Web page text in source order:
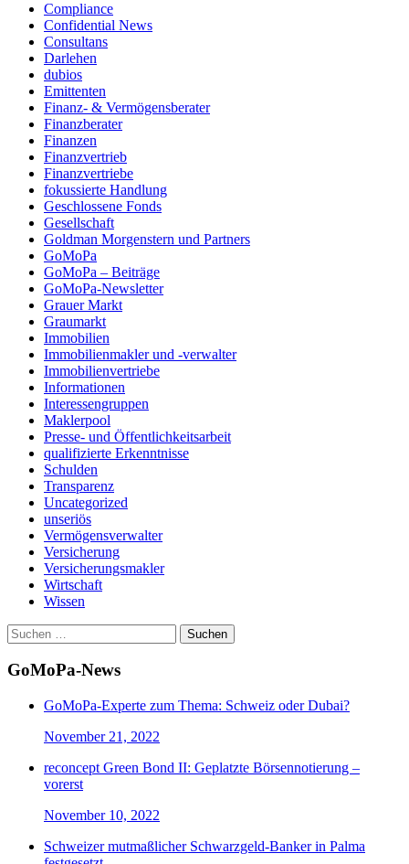
Compliance
Confidential News
Consultans
Darlehen
dubios
Emittenten
Finanz- & Vermögensberater
Finanzberater
Finanzen
Finanzvertrieb
Finanzvertriebe
fokussierte Handlung
Geschlossene Fonds
Gesellschaft
Goldman Morgenstern und Partners
GoMoPa
GoMoPa – Beiträge
GoMoPa-Newsletter
Grauer Markt
Graumarkt
Immobilien
Immobilienmakler und -verwalter
Immobilienvertriebe
Informationen
Interessengruppen
Maklerpool
Presse- und Öffentlichkeitsarbeit
qualifizierte Erkenntnisse
Schulden
Transparenz
Uncategorized
unseriös
Vermögensverwalter
Versicherung
Versicherungsmakler
Wirtschaft
Wissen
Suchen
nach:
GoMoPa-News
GoMoPa-Experte zum Thema: Schweiz oder Dubai?
November 21, 2022
reconcept Green Bond II: Geplatzte Börsennotierung –
vorerst
November 10, 2022
Schweizer mutmaßlicher Schwarzgeld-Banker in Palma